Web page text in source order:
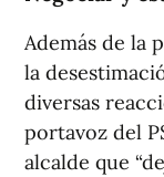
Además de la
la
diversas
portavoz del
alcalde que